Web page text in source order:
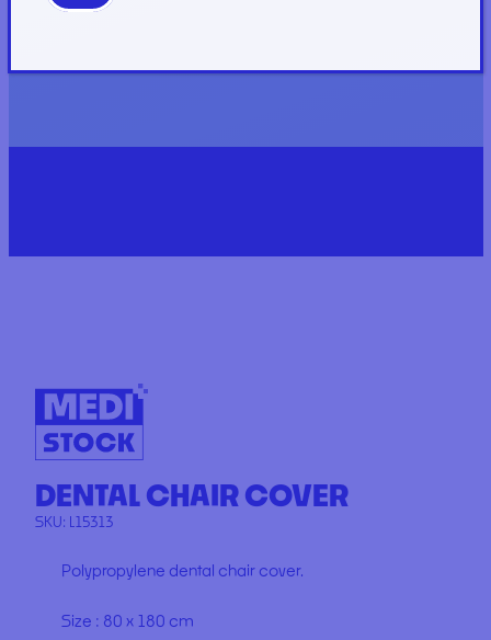
DENTAL CHAIR COVER
SKU: L15313
Polypropylene dental chair cover.
Size : 80 x 180 cm